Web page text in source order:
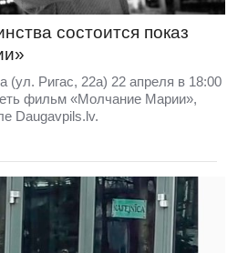
состоится показ
(ул. Ригас, 22а) 22 апреля в 18:00
фильм «Молчание Марии»,
Daugavpils.lv.